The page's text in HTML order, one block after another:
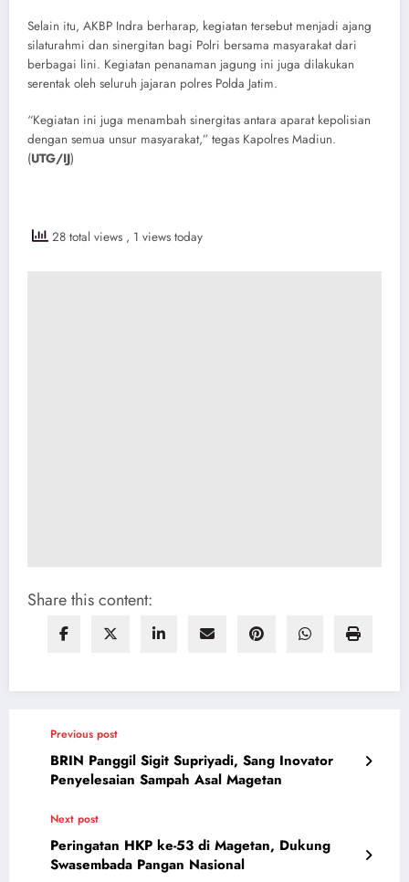
Selain itu, AKBP Indra berharap, kegiatan tersebut menjadi ajang
silaturahmi dan sinergitan bagi Polri bersama masyarakat dari
berbagai lini. Kegiatan penanaman jagung ini juga dilakukan
serentak oleh seluruh jajaran polres Polda Jatim.
“Kegiatan ini juga menambah sinergitas antara aparat kepolisian
dengan semua unsur masyarakat,” tegas Kapolres Madiun.
(UTG/IJ)
28 total views , 1 views today
Share this content:
Previous post
BRIN Panggil Sigit Supriyadi, Sang Inovator
Penyelesaian Sampah Asal Magetan
Next post
Peringatan HKP ke-53 di Magetan, Dukung
Swasembada Pangan Nasional